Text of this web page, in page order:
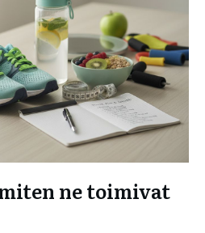
ne toimivat